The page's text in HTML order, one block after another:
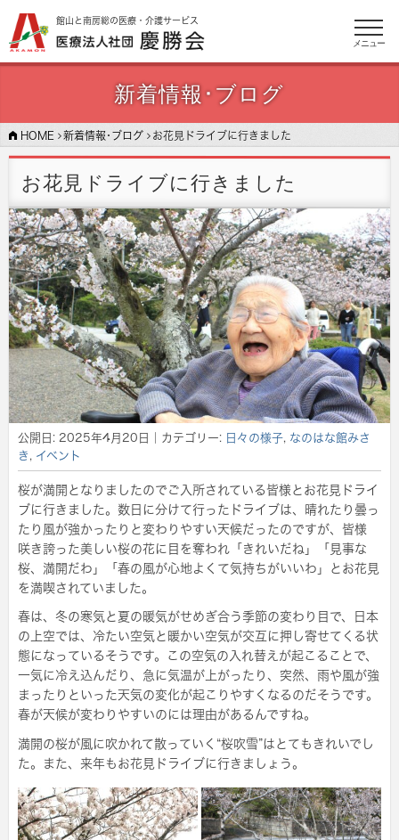
館山と南房総の医療・介護サービス
メニュー
新着情報･ブログ
HOME 新着情報･ブログ お花見ドライブに行きました
お花見ドライブに行きました
公開日: 2025年4月20日 ｜カテゴリー: 日々の様子, なのはな館みさ
き, イベント
桜が満開となりましたのでご入所されている皆様とお花見ドライ
ブに行きました。数日に分けて行ったドライブは、晴れたり曇っ
たり風が強かったりと変わりやすい天候だったのですが、皆様
咲き誇った美しい桜の花に目を奪われ「きれいだね」「見事な
桜、満開だわ」「春の風が心地よくて気持ちがいいわ」とお花見
を満喫されていました。
春は、冬の寒気と夏の暖気がせめぎ合う季節の変わり目で、日本
の上空では、冷たい空気と暖かい空気が交互に押し寄せてくる状
態になっているそうです。この空気の入れ替えが起こることで、
一気に冷え込んだり、急に気温が上がったり、突然、雨や風が強
まったりといった天気の変化が起こりやすくなるのだそうです。
春が天候が変わりやすいのには理由があるんですね。
満開の桜が風に吹かれて散っていく“桜吹雪”はとてもきれいでし
た。また、来年もお花見ドライブに行きましょう。